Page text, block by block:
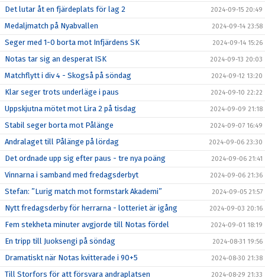
Det lutar åt en fjärdeplats för lag 2 2024-09-15 20:49
Medaljmatch på Nyabvallen 2024-09-14 23:58
Seger med 1-0 borta mot Infjärdens SK 2024-09-14 15:26
Notas tar sig an desperat ISK 2024-09-13 20:03
Matchflytt i div 4 - Skogså på söndag 2024-09-12 13:20
Klar seger trots underläge i paus 2024-09-10 22:22
Uppskjutna mötet mot Lira 2 på tisdag 2024-09-09 21:18
Stabil seger borta mot Pålänge 2024-09-07 16:49
Andralaget till Pålänge på lördag 2024-09-06 23:30
Det ordnade upp sig efter paus - tre nya poäng 2024-09-06 21:41
Vinnarna i samband med fredagsderbyt 2024-09-06 21:36
Stefan: ”Lurig match mot formstark Akademi” 2024-09-05 21:57
Nytt fredagsderby för herrarna - lotteriet är igång 2024-09-03 20:16
Fem stekheta minuter avgjorde till Notas fördel 2024-09-01 18:19
En tripp till Juoksengi på söndag 2024-08-31 19:56
Dramatiskt när Notas kvitterade i 90+5 2024-08-30 21:38
Till Storfors för att försvara andraplatsen 2024-08-29 21:33